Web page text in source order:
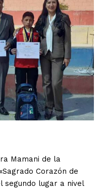
Mamani de la
Corazón de
segundo lugar a nivel